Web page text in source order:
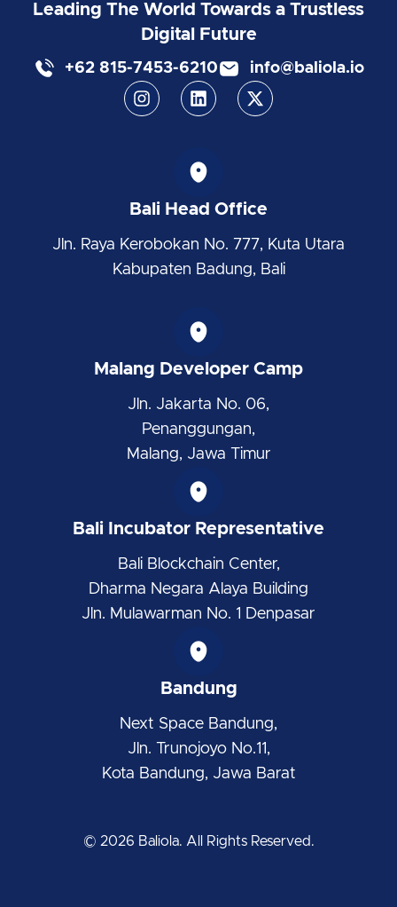
Leading The World Towards a Trustless
Digital Future
+62 815-7453-6210 info@baliola.io
I
n
a
L
i
e
d
n
X
-
e
Bali Head Office
Jln. Raya Kerobokan No. 777, Kuta Utara
Kabupaten Badung, Bali
Malang Developer Camp
Jln. Jakarta No. 06,
Penanggungan,
Malang, Jawa Timur
Bali Incubator Representative
Bali Blockchain Center,
Dharma Negara Alaya Building
Jln. Mulawarman No. 1 Denpasar
Bandung
Next Space Bandung,
Jln. Trunojoyo No.11,
Kota Bandung, Jawa Barat
© 2026 Baliola. All Rights Reserved.